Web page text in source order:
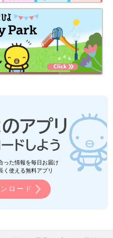
った情報を毎日お届け
く使える無料アプリ
ロード